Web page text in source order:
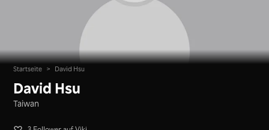
Startseite > David Hsu
David Hsu
Taiwan